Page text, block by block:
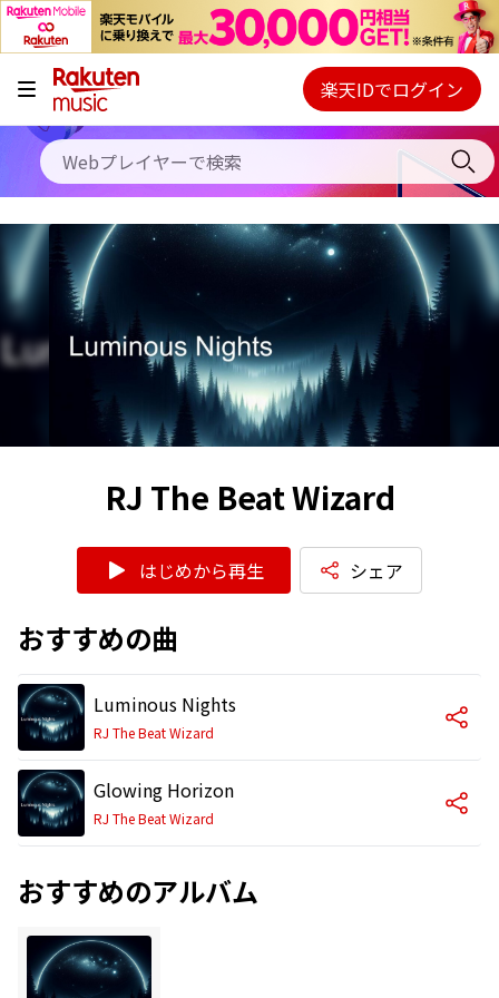
キャンペーン
料金プラン
使い方
初回30日間無料お試し
Webプレイヤー
ご契約内容の確認・変更
楽天IDでログイン
RJ The Beat Wizard
はじめから再生 シェア
おすすめの曲
Luminous Nights
RJ The Beat Wizard
Glowing Horizon
RJ The Beat Wizard
おすすめのアルバム